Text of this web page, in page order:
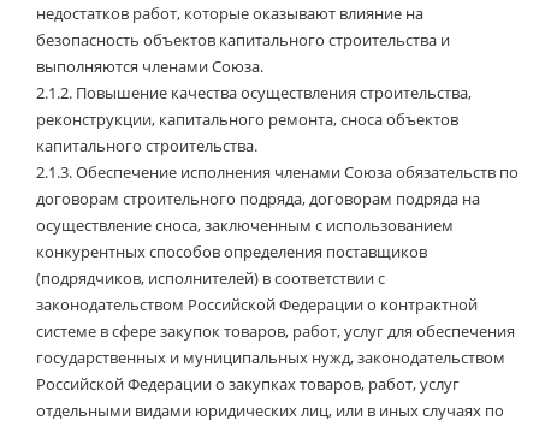
недостатков работ, которые оказывают влияние на
безопасность объектов капитального строительства и
выполняются членами Союза.
2.1.2. Повышение качества осуществления строительства,
реконструкции, капитального ремонта, сноса объектов
капитального строительства.
2.1.3.Обеспечение исполнения членами Союза обязательств по
договорам строительного подряда, договорам подряда на
осуществление сноса, заключенным с использованием
конкурентных способов определения поставщиков
(подрядчиков, исполнителей) в соответствии с
законодательством Российской Федерации о контрактной
системе в сфере закупок товаров, работ, услуг для обеспечения
государственных и муниципальных нужд, законодательством
Российской Федерации о закупках товаров, работ, услуг
отдельными видами юридических лиц, или в иных случаях по